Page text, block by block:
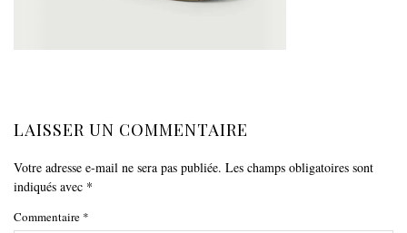
LAISSER UN COMMENTAIRE
Votre adresse e-mail ne sera pas publiée. Les champs obligatoires sont
indiqués avec *
Commentaire *